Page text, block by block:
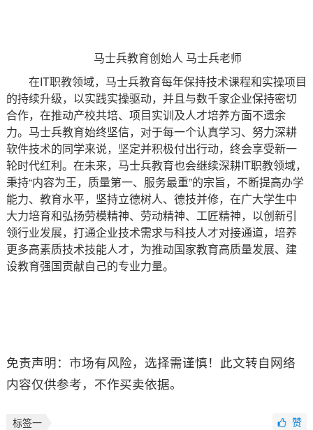
马士兵教育创始人 马士兵老师
在IT职教领域，马士兵教育每年保持技术课程和实操项目
的持续升级，以实践实操驱动，并且与数千家企业保持密切
合作，在推动产校共培、项目实训及人才培养方面不遗余
力。马士兵教育始终坚信，对于每一个认真学习、努力深耕
软件技术的同学来说，坚定并积极付出行动，终会享受新一
轮时代红利。在未来，马士兵教育也会继续深耕IT职教领域，
秉持“内容为王，质量第一、服务最重”的宗旨，不断提高办学
能力、教育水平，坚持立德树人、德技并修，在广大学生中
大力培育和弘扬劳模精神、劳动精神、工匠精神，以创新引
领行业发展，打通企业技术需求与科技人才对接通道，培养
更多高素质技术技能人才，为推动国家教育高质量发展、建
设教育强国贡献自己的专业力量。
免责声明：市场有风险，选择需谨慎！此文转自网络
内容仅供参考，不作买卖依据。
标签一 赞